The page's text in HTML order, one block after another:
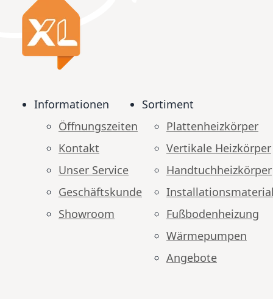
Informationen
Öffnungszeiten
Kontakt
Unser Service
Geschäftskunde
Showroom
Sortiment
Plattenheizkörper
Vertikale Heizkörper
Handtuchheizkörper
Fußbodenheizung
Wärmepumpen
Angebote